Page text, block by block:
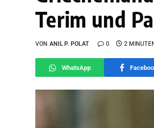
Terim und
VON ANIL P. POLAT 0 2
WhatsApp